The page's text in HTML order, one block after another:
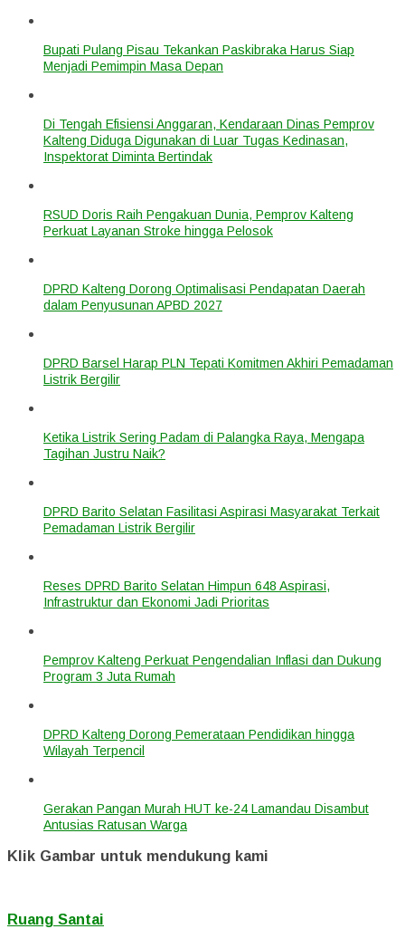
Bupati Pulang Pisau Tekankan Paskibraka Harus Siap
Menjadi Pemimpin Masa Depan
Di Tengah Efisiensi Anggaran, Kendaraan Dinas Pemprov
Kalteng Diduga Digunakan di Luar Tugas Kedinasan,
Inspektorat Diminta Bertindak
RSUD Doris Raih Pengakuan Dunia, Pemprov Kalteng
Perkuat Layanan Stroke hingga Pelosok
DPRD Kalteng Dorong Optimalisasi Pendapatan Daerah
dalam Penyusunan APBD 2027
DPRD Barsel Harap PLN Tepati Komitmen Akhiri Pemadaman
Listrik Bergilir
Ketika Listrik Sering Padam di Palangka Raya, Mengapa
Tagihan Justru Naik?
DPRD Barito Selatan Fasilitasi Aspirasi Masyarakat Terkait
Pemadaman Listrik Bergilir
Reses DPRD Barito Selatan Himpun 648 Aspirasi,
Infrastruktur dan Ekonomi Jadi Prioritas
Pemprov Kalteng Perkuat Pengendalian Inflasi dan Dukung
Program 3 Juta Rumah
DPRD Kalteng Dorong Pemerataan Pendidikan hingga
Wilayah Terpencil
Gerakan Pangan Murah HUT ke-24 Lamandau Disambut
Antusias Ratusan Warga
Klik Gambar untuk mendukung kami
Ruang Santai